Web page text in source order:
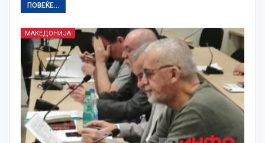
ПОВЕЌЕ...
МАКЕДОНИЈА